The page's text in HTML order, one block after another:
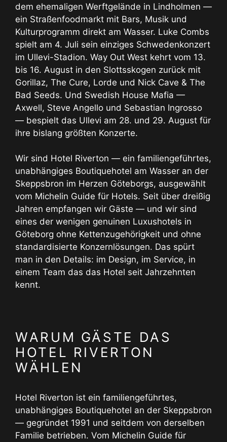
dem ehemaligen Werftgelände in Lindholmen —
ein Straßenfoodmarkt mit Bars, Musik und
Kulturprogramm direkt am Wasser. Luke Combs
spielt am 4. Juli sein einziges Schwedenkonzert
im Ullevi-Stadion. Way Out West kehrt vom 13.
bis 16. August in den Slottsskogen zurück mit
Gorillaz, The Cure, Lorde und Nick Cave & The
Bad Seeds. Und Swedish House Mafia —
Axwell, Steve Angello und Sebastian Ingrosso
— bespielt das Ullevi am 28. und 29. August für
ihre bislang größten Konzerte.
Wir sind Hotel Riverton — ein familiengeführtes,
unabhängiges Boutiquehotel am Wasser an der
Skeppsbron im Herzen Göteborgs, ausgewählt
vom Michelin Guide für Hotels. Seit über dreißig
Jahren empfangen wir Gäste — und wir sind
eines der wenigen genuinen Luxushotels in
Göteborg ohne Kettenzugehörigkeit und ohne
standardisierte Konzernlösungen. Das spürt
man in den Details: im Design, im Service, in
einem Team das das Hotel seit Jahrzehnten
kennt.
WARUM GÄSTE DAS
HOTEL RIVERTON
WÄHLEN
Hotel Riverton ist ein familiengeführtes,
unabhängiges Boutiquehotel an der Skeppsbron
— gegründet 1991 und seitdem von derselben
Familie betrieben. Vom Michelin Guide für